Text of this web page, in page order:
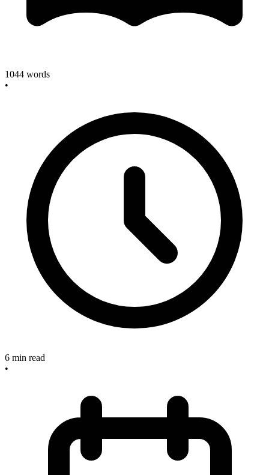
1044 words
•
6 min read
•